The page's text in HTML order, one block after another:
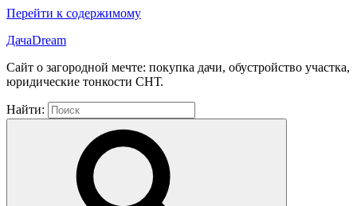
Перейти к содержимому
ДачаDream
Сайт о загородной мечте: покупка дачи, обустройство участка,
юридические тонкости СНТ.
Найти: